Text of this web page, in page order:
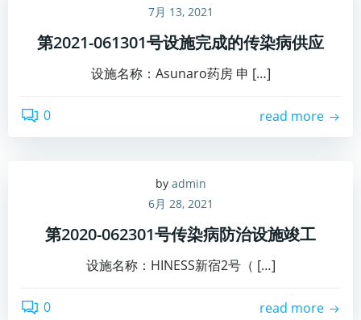
7月 13, 2021
第2021-061301号设施完成的传染病供应
设施名称：Asunaro药房 申 […]
0 read more
by admin
6月 28, 2021
第2020-062301号传染病防治设施竣工
设施名称：HINESS新宿2号（ […]
0 read more